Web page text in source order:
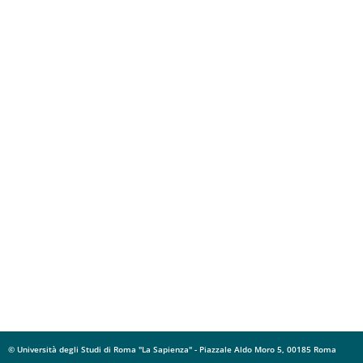
© Università degli Studi di Roma "La Sapienza" - Piazzale Aldo Moro 5, 00185 Roma